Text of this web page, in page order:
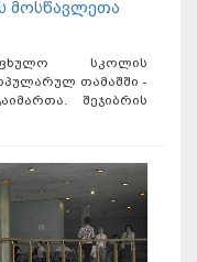
მოსწავლეთა
სკოლის
თამაშში -
შეჯიბრის